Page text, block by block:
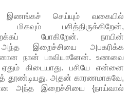
செய்யும் வகையில்
பசித்திருக்கிறேன்,
போகிறேன். நாயின்
இறைச்சியை அபகரிக்க
நான் பாவியானேன். உணவை
கிடையாது. பசியே என்னை
தூண்டியது. அதன் காரணமாகவே,
அந்த இறைச்சியை {நாய்வால்